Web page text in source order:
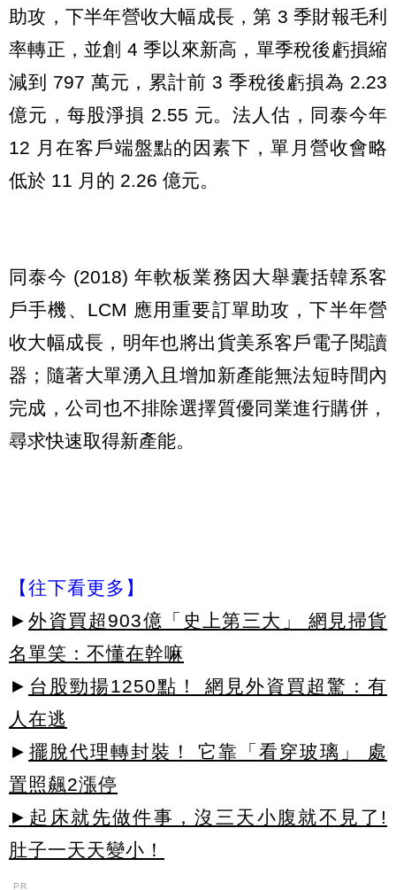
助攻，下半年營收大幅成長，第 3 季財報毛利
率轉正，並創 4 季以來新高，單季稅後虧損縮
減到 797 萬元，累計前 3 季稅後虧損為 2.23
億元，每股淨損 2.55 元。法人估，同泰今年
12 月在客戶端盤點的因素下，單月營收會略
低於 11 月的 2.26 億元。
同泰今 (2018) 年軟板業務因大舉囊括韓系客
戶手機、LCM 應用重要訂單助攻，下半年營
收大幅成長，明年也將出貨美系客戶電子閱讀
器；隨著大單湧入且增加新產能無法短時間內
完成，公司也不排除選擇質優同業進行購併，
尋求快速取得新產能。
【往下看更多】
► 外資買超903億「史上第三大」 網見掃貨
名單笑：不懂在幹嘛
► 台股勁揚1250點！ 網見外資買超驚：有
人在逃
► 擺脫代理轉封裝！ 它靠「看穿玻璃」 處
置照飆2漲停
►起床就先做件事，沒三天小腹就不見了!
肚子一天天變小！
PR